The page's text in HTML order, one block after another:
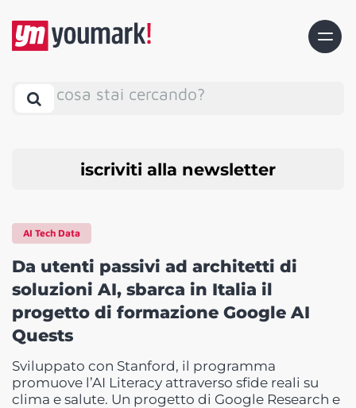
cosa stai cercando?
iscriviti alla newsletter
AI Tech Data
Da utenti passivi ad architetti di
soluzioni AI, sbarca in Italia il
progetto di formazione Google AI
Quests
Sviluppato con Stanford, il programma
promuove l’AI Literacy attraverso sfide reali su
clima e salute. Un progetto di Google Research e